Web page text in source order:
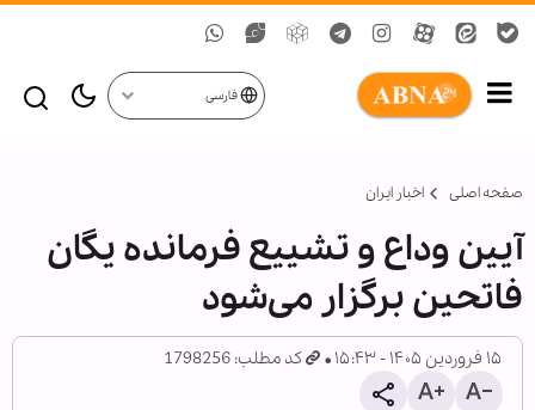
فارسی
صفحه اصلی اخبار ایران
آیین وداع و تشییع فرمانده یگان
فاتحین برگزار می‌شود
۱۵ فروردین ۱۴۰۵ - ۱۵:۴۳ کد مطلب: 1798256